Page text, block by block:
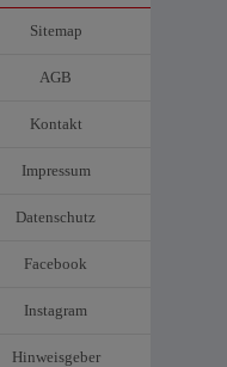
Sitemap
AGB
Kontakt
Impressum
Datenschutz
Facebook
Instagram
Hinweisgeber